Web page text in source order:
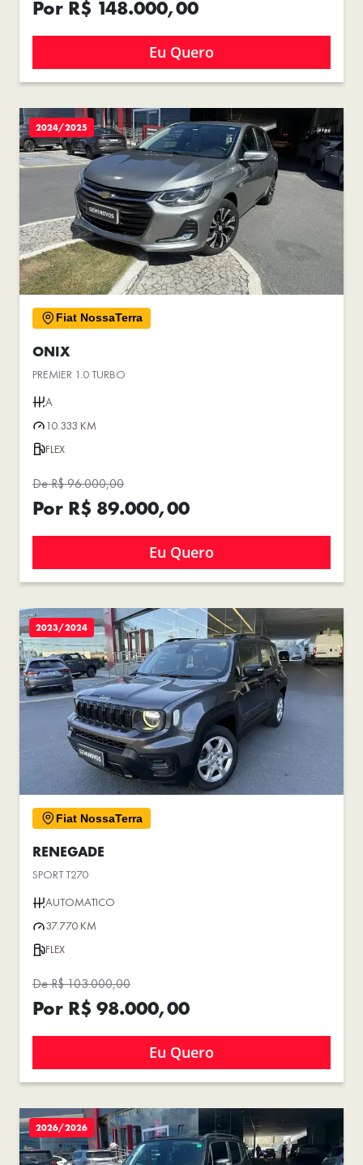
Por R$ 148.000,00
Eu Quero
2024/2025
Fiat NossaTerra
ONIX
PREMIER 1.0 TURBO
A
10.333 KM
FLEX
De R$ 96.000,00
Por R$ 89.000,00
Eu Quero
2023/2024
Fiat NossaTerra
RENEGADE
SPORT T270
AUTOMATICO
37.770 KM
FLEX
De R$ 103.000,00
Por R$ 98.000,00
Eu Quero
2026/2026